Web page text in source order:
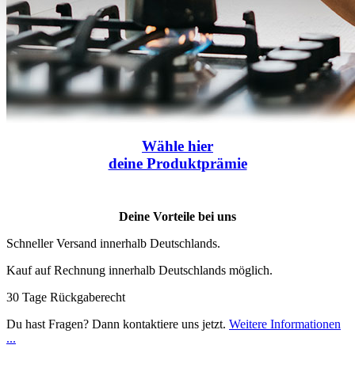
Wähle hier
deine Produktprämie
Deine Vorteile bei uns
Schneller Versand innerhalb Deutschlands.
Kauf auf Rechnung innerhalb Deutschlands möglich.
30 Tage Rückgaberecht
Du hast Fragen? Dann kontaktiere uns jetzt. Weitere Informationen
...